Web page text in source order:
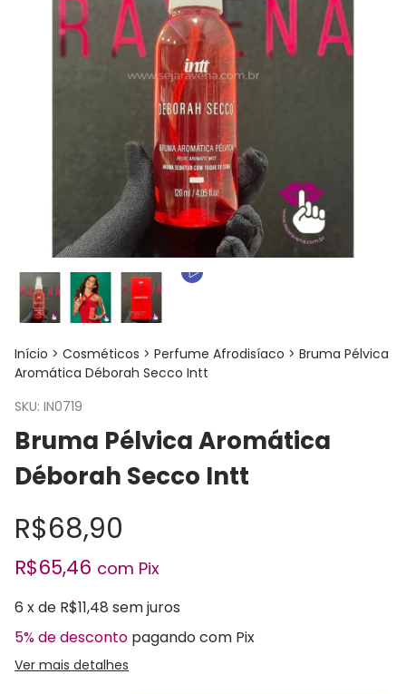
Início > Cosméticos > Perfume Afrodisíaco > Bruma Pélvica
Aromática Déborah Secco Intt
SKU: IN0719
Bruma Pélvica Aromática
Déborah Secco Intt
R$68,90
R$65,46 com Pix
6 x de R$11,48 sem juros
5% de desconto pagando com Pix
Ver mais detalhes